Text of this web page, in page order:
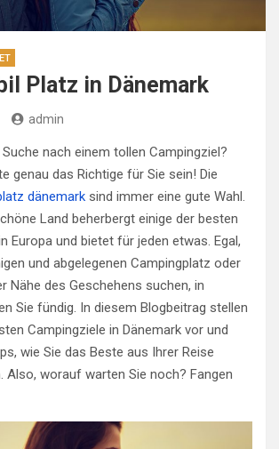
Platz in Dänemark
admin
nach einem tollen Campingziel?
genau das Richtige für Sie sein! Die
dänemark sind immer eine gute Wahl.
Land beherbergt einige der besten
Europa und bietet für jeden etwas. Egal,
und abgelegenen Campingplatz oder
Nähe des Geschehens suchen, in
Sie fündig. In diesem Blogbeitrag stellen
Campingziele in Dänemark vor und
wie Sie das Beste aus Ihrer Reise
Also, worauf warten Sie noch? Fangen